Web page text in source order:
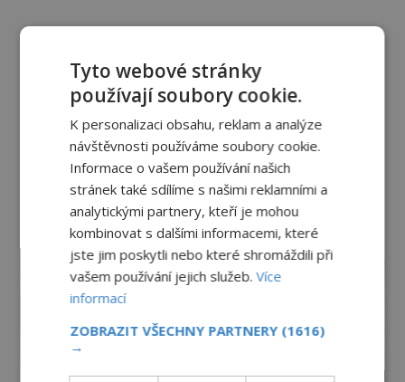
reklama
Tyto webové stránky
používají soubory cookie.
K personalizaci obsahu, reklam a analýze
návštěvnosti používáme soubory cookie.
Informace o vašem používání našich
stránek také sdílíme s našimi reklamními a
analytickými partnery, kteří je mohou
kombinovat s dalšími informacemi, které
jste jim poskytli nebo které shromáždili při
vašem používání jejich služeb.Více
informací
ZOBRAZIT VŠECHNY PARTNERY (1616)
→